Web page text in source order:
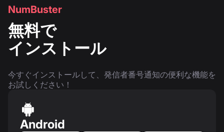
NumBuster
無料で
インストール
今すぐインストールして、発信者番号通知の便利な機能を
お試しください！
Android